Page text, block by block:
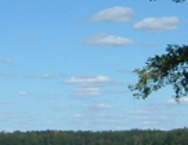
- während der Hauptsaison 24-h